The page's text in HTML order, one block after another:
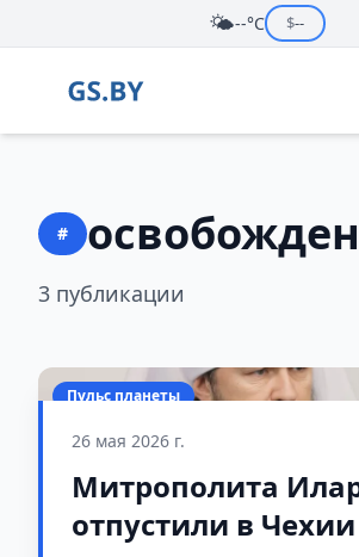
🌤️--°C $--
#
3 публикации
Пульс планеты
26 мая 2026 г.
Митрополита
отпустили в